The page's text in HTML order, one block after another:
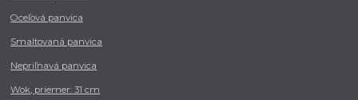
Oceľová panvica
Smaltovaná panvica
Nepriľnavá panvica
Wok, priemer: 31 cm